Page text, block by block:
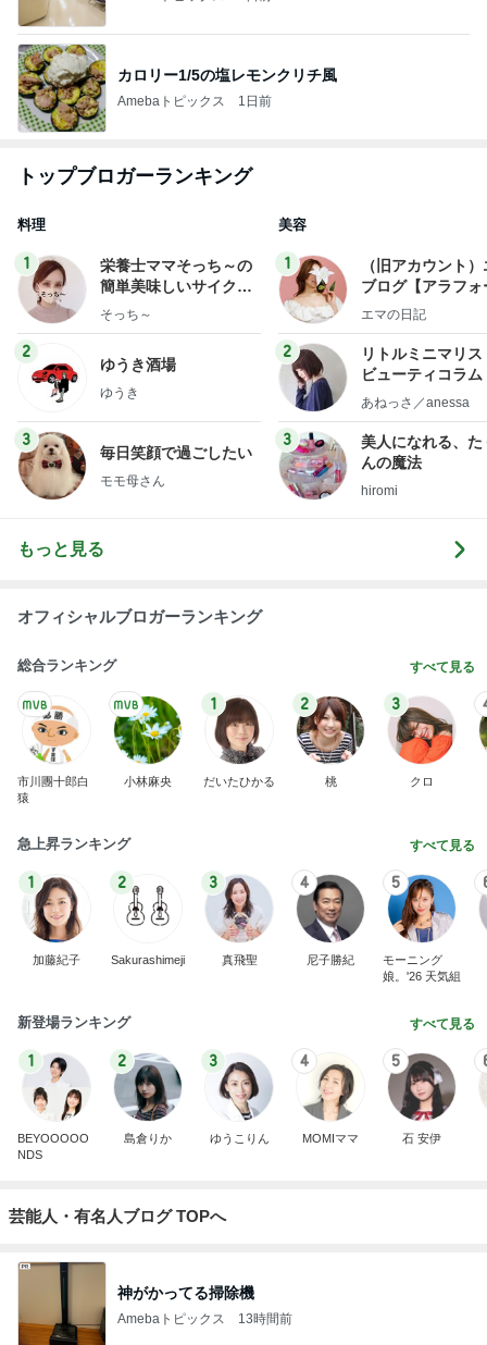
カロリー1/5の塩レモンクリチ風
Amebaトピックス 1日前
トップブロガーランキング
料理
1
栄養士ママそっち～の
簡単美味しいサイクル
献立
そっち～
2
ゆうき酒場
ゆうき
3
毎日笑顔で過ごしたい
モモ母さん
美容
1
（旧アカウント
ブログ【アラフォ
社売却セカンドラ
エマの日記
2
リトルミニマリス
ビューティコラ
little
あねっさ／anessa
3
美人になれる、た
んの魔法
hiromi
もっと見る
オフィシャルブロガーランキング
総合ランキング すべて見る
市川團十郎白
猿
小林麻央
1
だいたひかる
2
桃
3
クロ
急上昇ランキング すべて見る
1
加藤紀子
2
Sakurashimeji
3
真飛聖
4
尼子勝紀
5
モーニング
娘。'26 天気組
新登場ランキング すべて見る
1
BEYOOOOO
NDS
2
島倉りか
3
ゆうこりん
4
MOMIママ
5
石 安伊
芸能人・有名人ブログ TOPへ
神がかってる掃除機
Amebaトピックス 13時間前